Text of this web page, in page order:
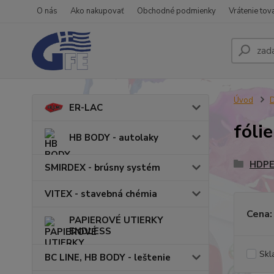
O nás Ako nakupovať Obchodné podmienky Vrátenie
ER-LAC
HB BODY - autolaky
SMIRDEX - brúsny systém
VITEX - stavebná chémia
PAPIEROVÉ UTIERKY
ENDLESS
BC LINE, HB BODY - leštenie
Úvod
Cena: